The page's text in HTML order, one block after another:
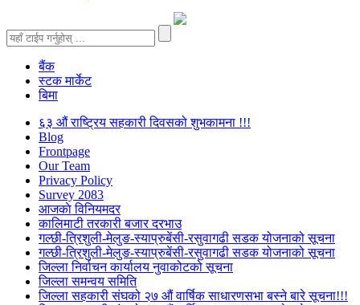
बैंक
स्टक मार्केट
बिमा
६३ औं राष्ट्रिय सहकारी दिवसको शुभकामना !!!
Blog
Frontpage
Our Team
Privacy Policy
Survey 2083
आजकाे विनियमदर
कालिमाटी तरकारी बजार दरभाउ
गल्छी-त्रिशुली-मेलुङ-स्याप्रुबेंसी-रसुवागढी सडक योजनाको सूचना
गल्छी-त्रिशुली-मेलुङ-स्याप्रुबेंसी-रसुवागढी सडक योजनाको सूचना
जिल्ला निर्वाचन कार्यालय नुवाकोटको सूचना
जिल्ला समन्वय समिति
जिल्ला सहकारी संघको २७ औं वार्षिक साधारणसभा बस्ने बारे सूचना!!!